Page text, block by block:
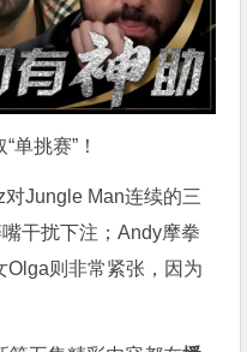
单挑赛”！
Jungle Man连续的三
干扰下注；Andy摩拳
Olga则非常紧张，因为